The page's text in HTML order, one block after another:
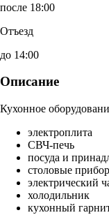
после 18:00
Отъезд
до 14:00
Описание
Кухонное
электроплита
СВЧ-печь
посуда и
столовые
электрический
холодильник
кухонный